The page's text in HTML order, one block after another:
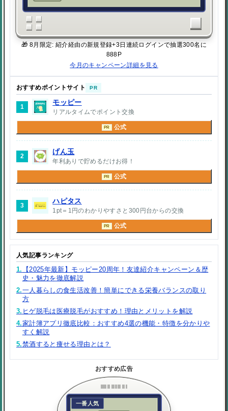
🎁 8月限定: 紹介経由の新規登録+3日連続ログインで抽選300名に
888P
今月のキャンペーン詳細を見る
おすすめポイントサイト PR
1
モッピー
リアルタイムでポイント交換
PR 公式
2
げん玉
年利ありで貯めるだけお得！
PR 公式
3
ハピタス
1pt＝1円のわかりやすさと300円台からの交換
PR 公式
人気記事ランキング
1.
【2025年最新】モッピー20周年！友達紹介キャンペーン＆歴
史・魅力を徹底解説
2.一人暮らしの食生活改善！簡単にできる栄養バランスの取り
方
3. ヒゲ脱毛は医療脱毛がおすすめ！理由とメリットを解説
4.家計簿アプリ徹底比較：おすすめ4選の機能・特徴を分かりや
すく解説
5.禁酒すると痩せる理由とは？
おすすめ広告
一番人気